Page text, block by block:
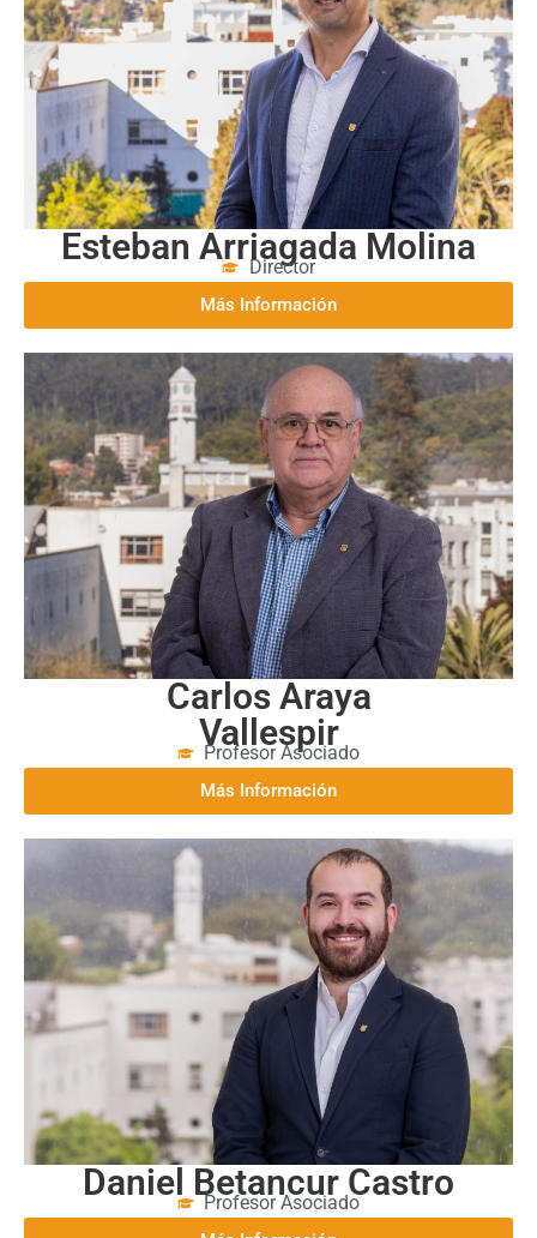
Esteban Arriagada Molina
Director
Más Información
Carlos Araya
Vallespir
Profesor Asociado
Más Información
Daniel Betancur Castro
Profesor Asociado